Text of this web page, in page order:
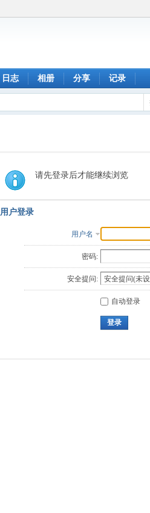
日志 相册 分享 记录
请先登录后才能继续浏览
用户登录
用户名
密码:
安全提问:
自动登录
登录